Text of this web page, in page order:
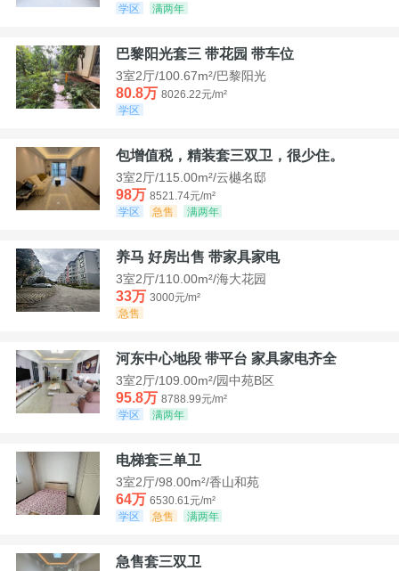
学区
满两年
巴黎阳光套三 带花园 带车位
3室2厅/100.67m²/巴黎阳光
80.8万 8026.22元/m²
学区
包增值税，精装套三双卫，很少住。
3室2厅/115.00m²/云樾名邸
98万 8521.74元/m²
学区
急售 满两年
养马 好房出售 带家具家电
3室2厅/110.00m²/海大花园
33万 3000元/m²
急售
河东中心地段 带平台 家具家电齐全
3室2厅/109.00m²/园中苑B区
95.8万 8788.99元/m²
学区
满两年
电梯套三单卫
3室2厅/98.00m²/香山和苑
64万 6530.61元/m²
学区
急售 满两年
急售套三双卫